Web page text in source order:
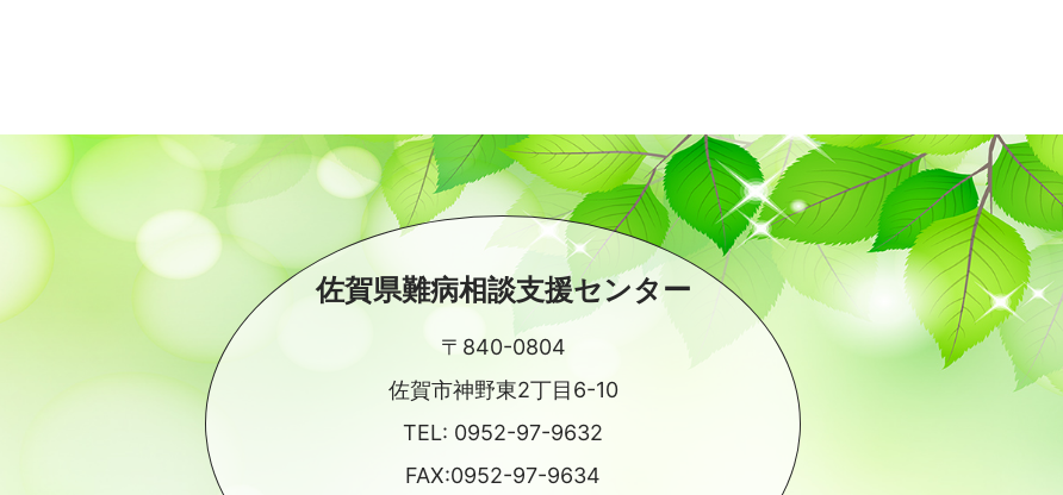
佐賀県難病相談支援センター
〒840-0804
佐賀市神野東2丁目6-10
TEL: 0952-97-9632
FAX:0952-97-9634